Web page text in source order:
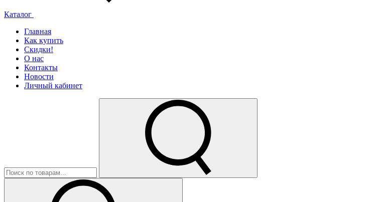
Каталог
Главная
Как купить
Скидки!
О нас
Контакты
Новости
Личный кабинет